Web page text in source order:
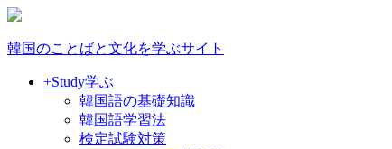
韓国のことばと文化を学ぶサイト
+Study学ぶ
韓国語の基礎知識
韓国語学習法
検定試験対策